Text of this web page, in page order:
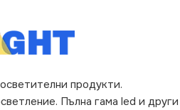
продукти.
Пълна гама led и други